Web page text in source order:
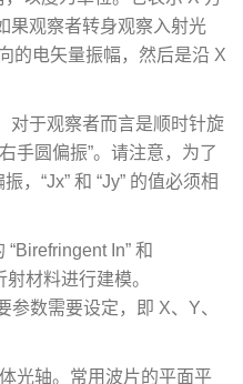
果观察者转身观察入射光
的电矢量振幅，然后是沿 X
对于观察者而言是顺时针旋
手圆偏振”。请注意，为了
，“Jx” 和 “Jy” 的值必须相
In” 和
材料进行建模。
参数需要设定，即 X、Y、
光轴。常用波片的平面平